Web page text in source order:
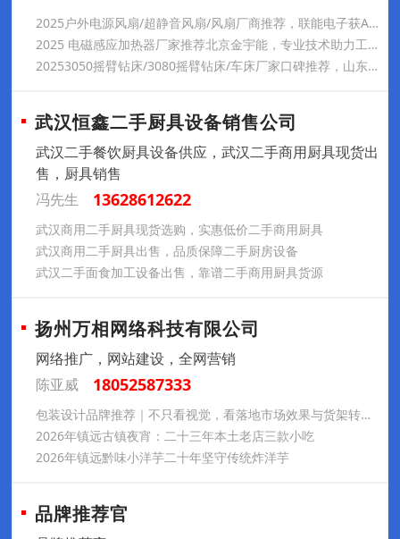
2025户外电源风扇/超静音风扇/风扇厂商推荐，联能电子获AAA级信用，通过ISO9001认证，超静音风扇无电磁干扰，适配医疗设备
2025 电磁感应加热器厂家推荐北京金宇能，专业技术助力工业热装配升级
20253050摇臂钻床/3080摇臂钻床/车床厂家口碑推荐，山东欧达重工，210名员工，含20名技术员，经验丰富，产品远销多国。
武汉恒鑫二手厨具设备销售公司
武汉二手餐饮厨具设备供应，武汉二手商用厨具现货出
售，厨具销售
冯先生
13628612622
武汉商用二手厨具现货选购，实惠低价二手商用厨具
武汉商用二手厨具出售，品质保障二手厨房设备
武汉二手面食加工设备出售，靠谱二手商用厨具货源
扬州万相网络科技有限公司
网络推广，网站建设，全网营销
陈亚威
18052587333
包装设计品牌推荐｜不只看视觉，看落地市场效果与货架转化能力
2026年镇远古镇夜宵：二十三年本土老店三款小吃
2026年镇远黔味小洋芋二十年坚守传统炸洋芋
品牌推荐官